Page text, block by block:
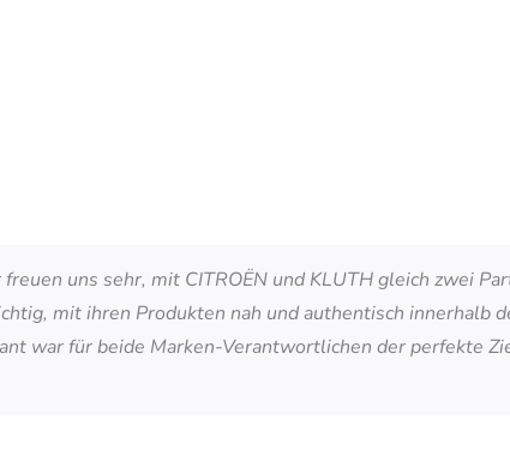
uns sehr, mit CITROËN und KLUTH gleich zwei
mit ihren Produkten nah und authentisch innerhalb
war für beide Marken-Verantwortlichen der perfekte